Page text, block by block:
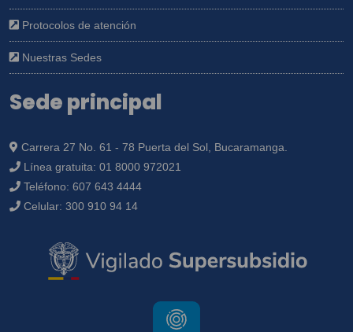
Protocolos de atención
Nuestras Sedes
Sede principal
Carrera 27 No. 61 - 78 Puerta del Sol, Bucaramanga.
Línea gratuita: 01 8000 972021
Teléfono: 607 643 4444
Celular: 300 910 94 14